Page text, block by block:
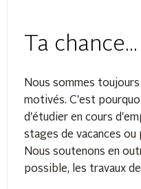
Ta chance...
Nous sommes
motivés. C'est
d'étudier en cours
stages de vacances ou
Nous soutenons en
possible, les travaux